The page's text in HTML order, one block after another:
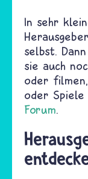
In sehr
selbst.
sie auch
oder
oder
Forum.